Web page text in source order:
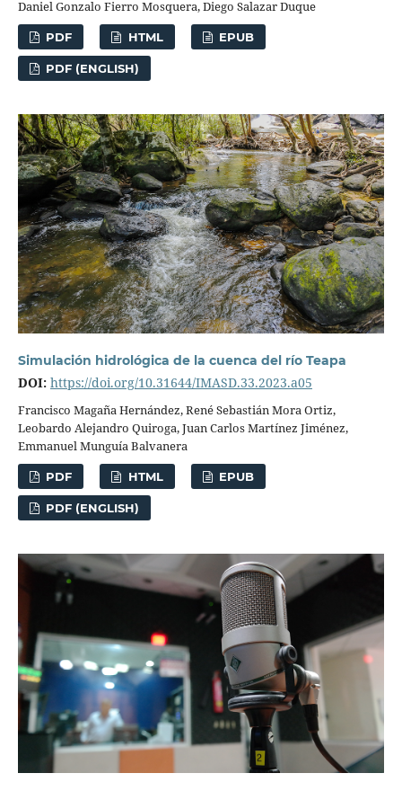
Daniel Gonzalo Fierro Mosquera, Diego Salazar Duque
PDF HTML EPUB
PDF (ENGLISH)
Simulación hidrológica de la cuenca del río Teapa
DOI: https://doi.org/10.31644/IMASD.33.2023.a05
Francisco Magaña Hernández, René Sebastián Mora Ortiz,
Leobardo Alejandro Quiroga, Juan Carlos Martínez Jiménez,
Emmanuel Munguía Balvanera
PDF HTML EPUB
PDF (ENGLISH)